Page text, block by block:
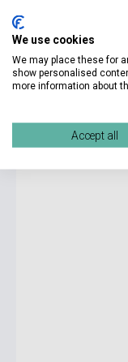
3 175 Ft
Boltunkban
két nap
1
We use cookies
We may place these for
show personalised
more information about
Accept all